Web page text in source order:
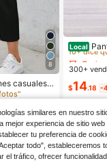
8
casuales d
y bolsill
Local
de
cha con
ntalones
alta,
¡Casi
10+ dice
¡Casi
10+ dice
¡Casi
10+ dice
¡Casi
10+ dice
300+
$14.18 -
similares en nuestro
mejor experiencia de sitio
tu preferencia de
todo", estableceremos
el tráfico, ofrecer